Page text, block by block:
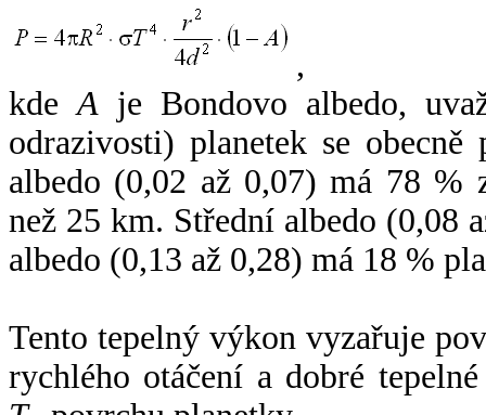
,
kdeA je Bondovo albedo,
odrazivosti) planetek se
albedo (0,02 až 0,07) má 78 %
než 25 km. Střední albedo (0,08
albedo (0,13 až 0,28) má 18 %
Tento tepelný výkon vyzařuje
rychlého otáčení a dobré